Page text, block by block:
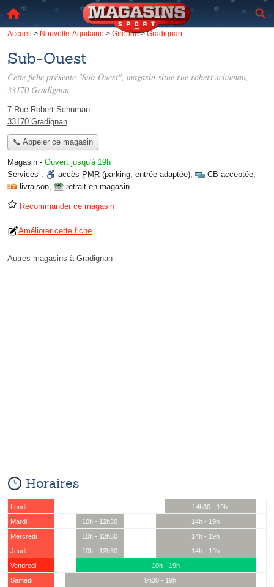
Accueil > Nouvelle-Aquitaine > Gironde>Gradignan
Sub-Ouest
Cette fiche présente "Sub-Ouest", magasin situé rue robert schuman,
33170 Gradignan.
7 Rue Robert Schuman
33170 Gradignan
📞 Appeler ce magasin
Magasin - Ouvert jusqu'à 19h
Services :
accès PMR (parking, entrée adaptée), CB acceptée,
livraison, retrait en magasin
Recommander ce magasin
Améliorer cette fiche
Autres magasins à Gradignan
Horaires
Lundi
14h30 - 19h
Mardi
10h - 12h30
14h - 19h
Mercredi
10h - 12h30
14h - 19h
Jeudi
10h - 12h30
14h - 19h
Vendredi
10h - 19h
Samedi
9h30 - 19h